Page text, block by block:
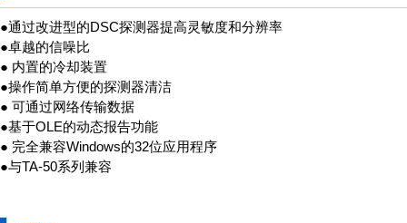
●通过改进型的DSC探测器提高灵敏度和分辨率
●卓越的信噪比
● 内置的冷却装置
●操作简单方便的探测器清洁
● 可通过网络传输数据
●基于OLE的动态报告功能
● 完全兼容Windows的32位应用程序
●与TA-50系列兼容